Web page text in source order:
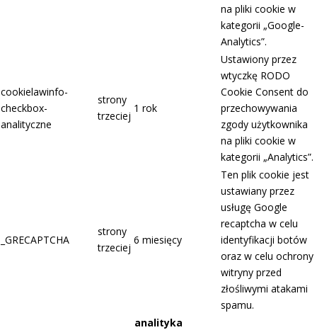
na pliki cookie w
kategorii „Google-
Analytics”.
cookielawinfo-
checkbox-
analityczne
strony
trzeciej
1 rok
Ustawiony przez
wtyczkę RODO
Cookie Consent do
przechowywania
zgody użytkownika
na pliki cookie w
kategorii „Analytics”.
_GRECAPTCHA
strony
trzeciej
6 miesięcy
Ten plik cookie jest
ustawiany przez
usługę Google
recaptcha w celu
identyfikacji botów
oraz w celu ochrony
witryny przed
złośliwymi atakami
spamu.
analityka